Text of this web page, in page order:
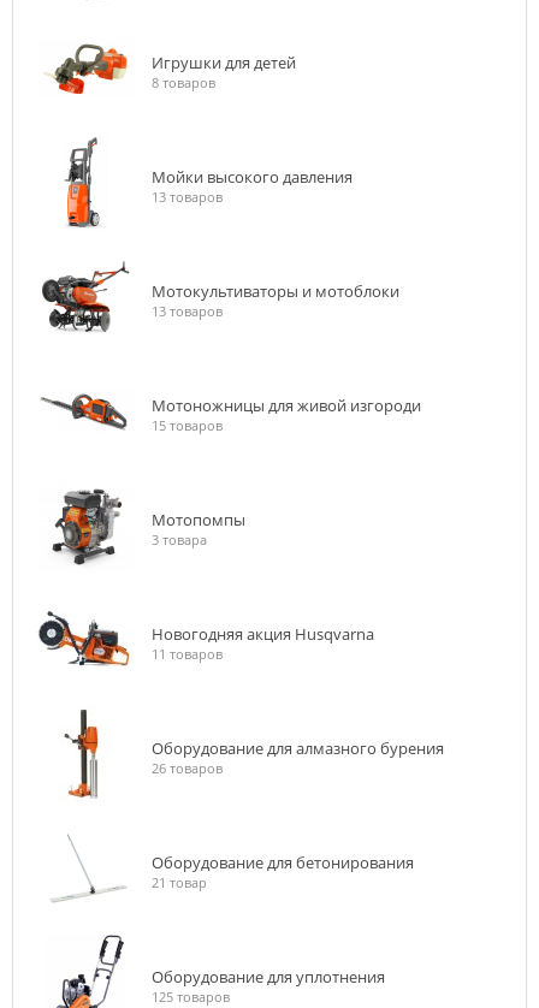
Игрушки для детей
8 товаров
Мойки высокого давления
13 товаров
Мотокультиваторы и мотоблоки
13 товаров
Мотоножницы для живой изгороди
15 товаров
Мотопомпы
3 товара
Новогодняя акция Husqvarna
11 товаров
Оборудование для алмазного бурения
26 товаров
Оборудование для бетонирования
21 товар
Оборудование для уплотнения
125 товаров